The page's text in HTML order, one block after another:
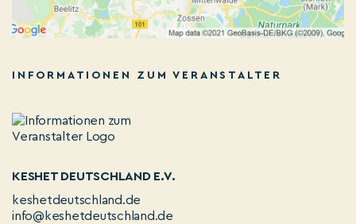
INFORMATIONEN ZUM VERANSTALTER
KESHET DEUTSCHLAND E.V.
keshetdeutschland.de
info@keshetdeutschland.de